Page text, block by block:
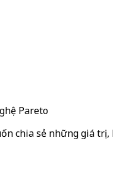
Pareto
chia sẻ những giá